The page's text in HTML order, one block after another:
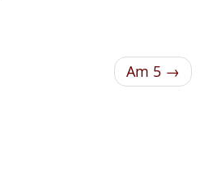
Am 5 →